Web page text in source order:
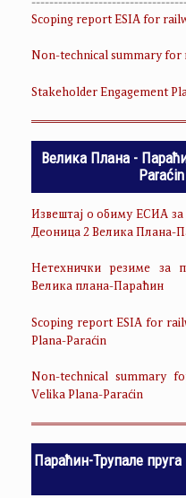
Scoping report ESIA for
Non-technical summary for
Stakeholder Engagement
Велика Плана -
Извештај о обиму ЕСИА
Деоница 2 Велика Плана-
Нетехнички резиме за
Велика плана-Параћин
Scoping report ESIA for
Plana-Paraćin
Non-technical summary
Velika Plana-Paraćin
Параћин-Трупале